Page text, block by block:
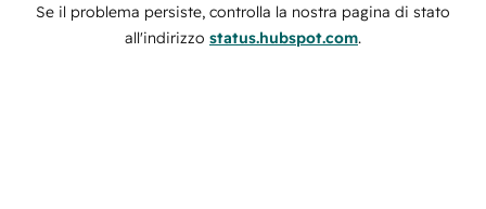
Se il problema persiste, controlla la nostra pagina di stato
all'indirizzo status.hubspot.com.